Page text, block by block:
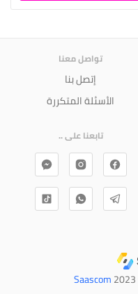
تواصل معنا
إتصل بنا
الأسئلة المتكررة
تابعنا على ..
Saascom